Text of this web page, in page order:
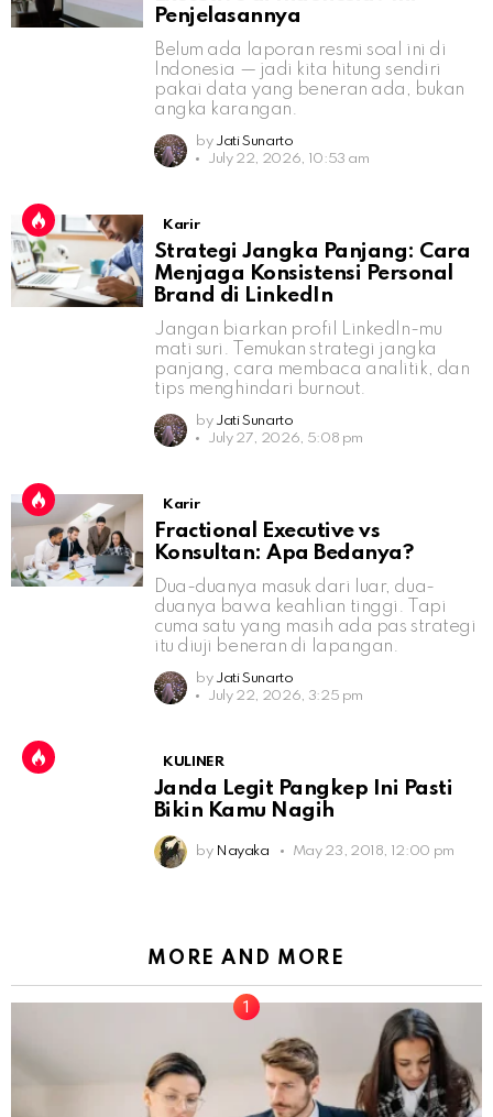
Penjelasannya
Belum ada laporan resmi soal ini di
Indonesia — jadi kita hitung sendiri
pakai data yang beneran ada, bukan
angka karangan.
by Jati Sunarto
July 22, 2026, 10:53 am
Karir
Strategi Jangka Panjang: Cara
Menjaga Konsistensi Personal
Brand di LinkedIn
Jangan biarkan profil LinkedIn-mu
mati suri. Temukan strategi jangka
panjang, cara membaca analitik, dan
tips menghindari burnout.
by Jati Sunarto
July 27, 2026, 5:08 pm
Karir
Fractional Executive vs
Konsultan: Apa Bedanya?
Dua-duanya masuk dari luar, dua-
duanya bawa keahlian tinggi. Tapi
cuma satu yang masih ada pas strategi
itu diuji beneran di lapangan.
by Jati Sunarto
July 22, 2026, 3:25 pm
KULINER
Janda Legit Pangkep Ini Pasti
Bikin Kamu Nagih
by Nayaka May 23, 2018, 12:00 pm
MORE AND MORE